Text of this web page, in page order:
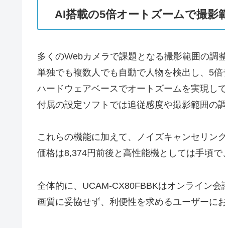
AI搭載の5倍オートズームで撮影
多くのWebカメラで課題となる撮影範囲の調
単独でも複数人でも自動で人物を検出し、5
ハードウェアベースでオートズームを実現し
付属の設定ソフトでは追従感度や撮影範囲の
これらの機能に加えて、ノイズキャンセリン
価格は8,374円前後と高性能機としては手頃
全体的に、UCAM-CX80FBBKはオンライン
画質に妥協せず、利便性を求めるユーザーに